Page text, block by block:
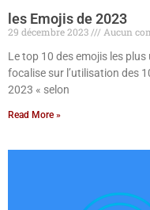
les Emojis de 2023
29 décembre 2023
Aucun
Le top 10 des emojis les
focalise sur l’utilisation des
2023 « selon
Read More »